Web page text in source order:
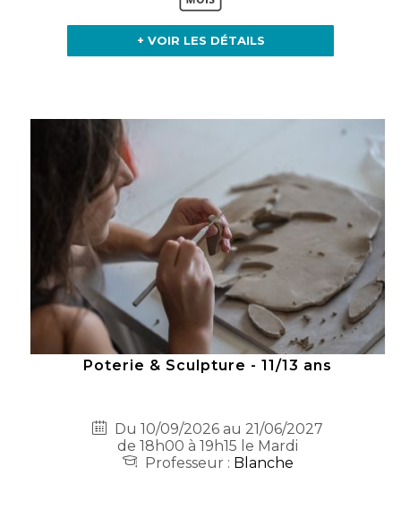
+ VOIR LES DÉTAILS
Poterie & Sculpture - 11/13 ans
Du 10/09/2026 au 21/06/2027
de 18h00 à 19h15 le Mardi
Professeur : Blanche